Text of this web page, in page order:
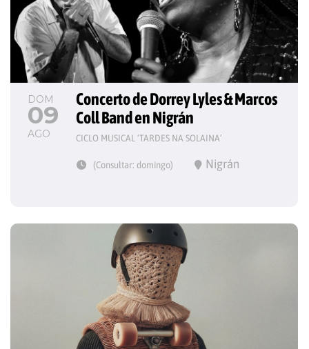
DOM
09
AGO
Concerto de Dorrey Lyles & Marcos
Coll Band en Nigrán
CICLO MUSICAL ‘TARDES NA SOLAINA’
(Consultar: domingo) Nigrán